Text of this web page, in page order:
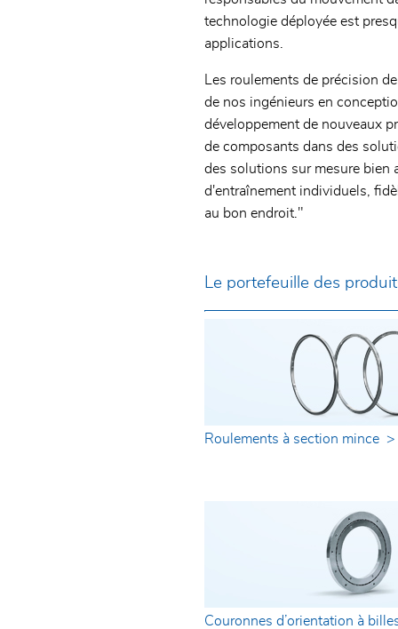
technologie déployée est
applications.
Les roulements de précision
de nos ingénieurs en
développement de nouveaux
de composants dans des
des solutions sur mesure bien
d'entraînement individuels,
au bon endroit."
Le portefeuille des
Roulements à section mince >
Couronnes d’orientation à